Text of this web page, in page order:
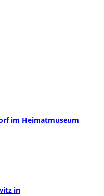
im Heimatmuseum
in